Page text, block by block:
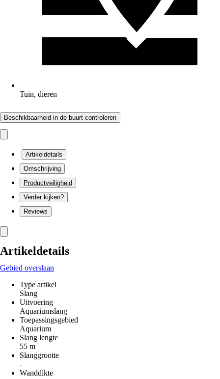
Tuin, dieren
Beschikbaarheid in de buurt controleren
Artikeldetails
Omschrijving
Productveiligheid
Verder kijken?
Reviews
Artikeldetails
Gebied overslaan
Type artikel
Slang
Uitvoering
Aquariumslang
Toepassingsgebied
Aquarium
Slang lengte
55 m
Slanggrootte
-
Wanddikte